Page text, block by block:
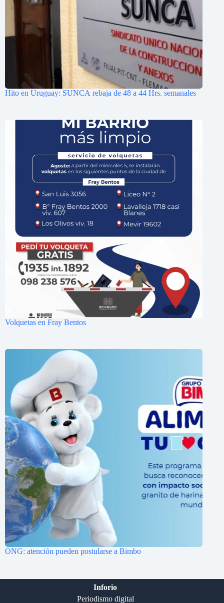
Hito en Uruguay: SUNCA rebaja de 48 a 44 Hrs. semanales
Volquetas en Fray Bentos
ONG: atención pueden postularse a Bimbo
Inforio
Periodismo digital